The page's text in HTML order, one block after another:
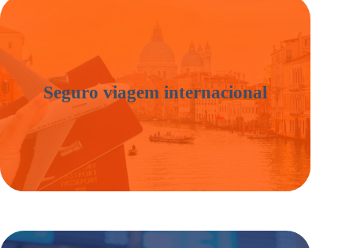
Seguro viagem internacional